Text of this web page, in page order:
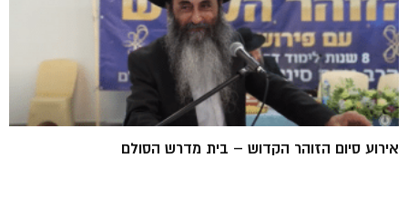
אירוע סיום הזוהר הקדוש – בית מדרש הסולם